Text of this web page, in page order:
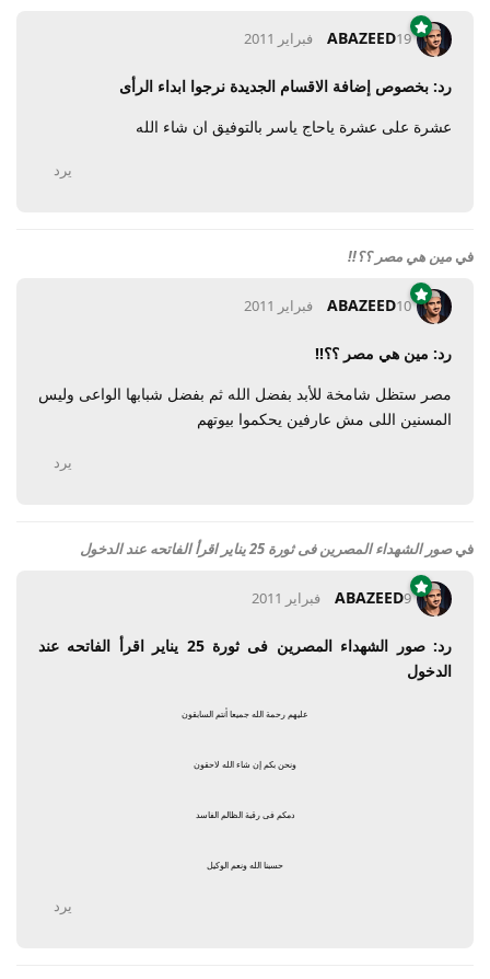
ABAZEED19 فبراير 2011
رد: بخصوص إضافة الاقسام الجديدة نرجوا ابداء الرأى
عشرة على عشرة ياحاج ياسر بالتوفيق ان شاء الله
يرد
في مين هي مصر ؟؟!!
ABAZEED10 فبراير 2011
رد: مين هي مصر ؟؟!!
مصر ستظل شامخة للأبد بفضل الله ثم بفضل شبابها الواعى وليس
المسنين اللى مش عارفين يحكموا بيوتهم
يرد
فيصور الشهداء المصرين فى ثورة 25 يناير اقرأ الفاتحه عند الدخول
ABAZEED9 فبراير 2011
رد: صور الشهداء المصرين فى ثورة 25 يناير اقرأ الفاتحه عند
الدخول
عليهم رحمة الله جميعا أنتم السابقون
ونحن بكم إن شاء الله لاحقون
دمكم فى رقبة الظالم الفاسد
حسبنا الله ونعم الوكيل
يرد